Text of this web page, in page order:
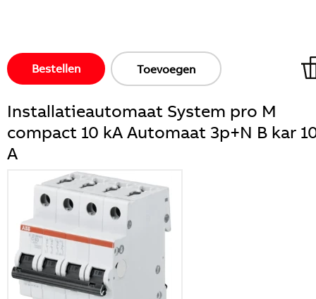
Bestellen Toevoegen
Installatieautomaat System pro M
compact 10 kA Automaat 3p+N B kar
A